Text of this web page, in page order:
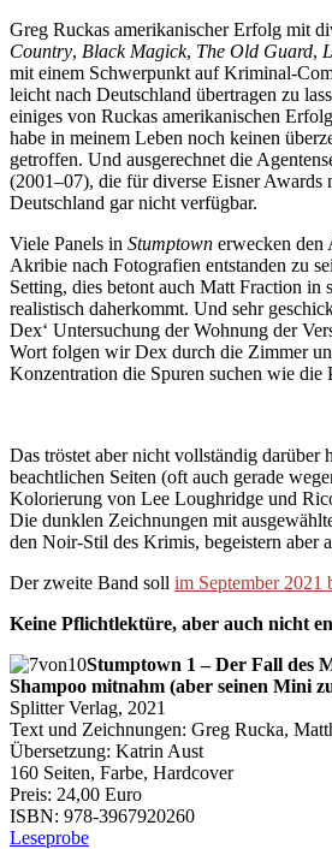
Greg Ruckas amerikanischer Erfolg mit
Country, Black Magick, The Old Guard,
mit einem Schwerpunkt auf Kriminal-
leicht nach Deutschland übertragen zu
einiges von Ruckas amerikanischen
habe in meinem Leben noch keinen
getroffen. Und ausgerechnet die
(2001–07), die für diverse Eisner Awards
Deutschland gar nicht verfügbar.
Viele Panels in Stumptown erwecken den
Akribie nach Fotografien entstanden zu
Setting, dies betont auch Matt Fraction in
realistisch daherkommt. Und sehr
Dex‘ Untersuchung der Wohnung der
Wort folgen wir Dex durch die Zimmer
Konzentration die Spuren suchen wie die
Das tröstet aber nicht vollständig darüber
beachtlichen Seiten (oft auch gerade
Kolorierung von Lee Loughridge und
Die dunklen Zeichnungen mit
den Noir-Stil des Krimis, begeistern aber
Der zweite Band soll im September 2021
Keine Pflichtlektüre, aber auch nicht
Stumptown 1 – Der Fall des
Shampoo mitnahm (aber seinen Mini
Splitter Verlag, 2021
Text und Zeichnungen: Greg Rucka,
Übersetzung: Katrin Aust
160 Seiten, Farbe, Hardcover
Preis: 24,00 Euro
ISBN: 978-3967920260
Leseprobe